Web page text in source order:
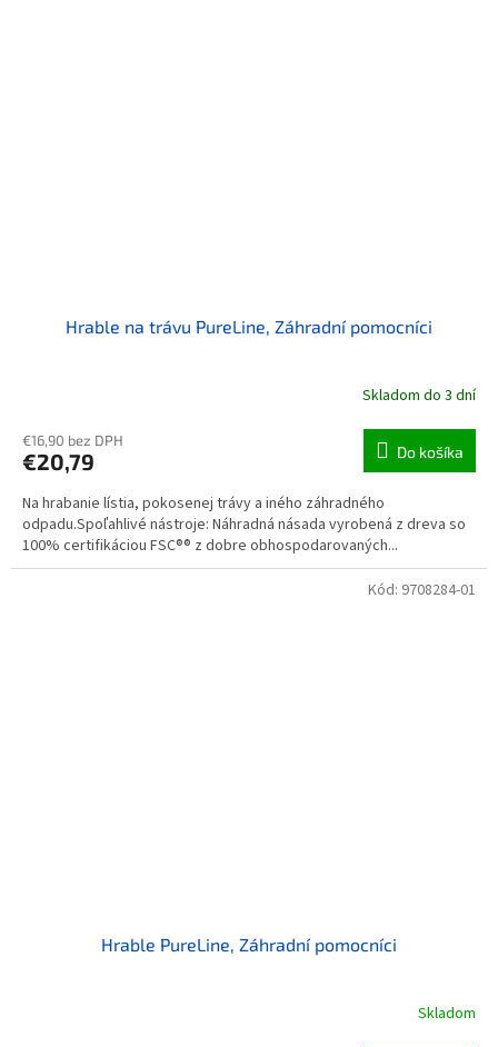
Hrable na trávu PureLine, Záhradní pomocníci
Skladom do 3 dní
€16,90 bez DPH
€20,79 Do košíka
Na hrabanie lístia, pokosenej trávy a iného záhradného
odpadu.Spoľahlivé nástroje: Náhradná násada vyrobená z dreva so
100% certifikáciou FSC®® z dobre obhospodarovaných...
Hrable PureLine, Záhradní pomocníci
Skladom
Kód: 9708284-01